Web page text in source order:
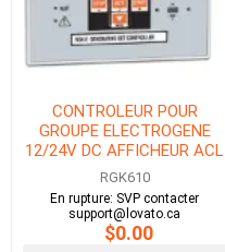
CONTROLEUR POUR
GROUPE ELECTROGENE
12/24V DC AFFICHEUR ACL
GRAPHIQUE
RGK610
En rupture: SVP contacter
support@lovato.ca
$0.00